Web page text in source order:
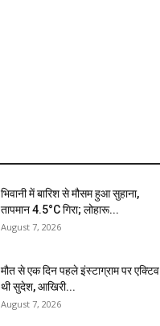
भिवानी में बारिश से मौसम हुआ सुहाना,
तापमान 4.5°C गिरा; लोहारू...
August 7, 2026
मौत से एक दिन पहले इंस्टाग्राम पर एक्टिव
थी सुदेश, आखिरी...
August 7, 2026